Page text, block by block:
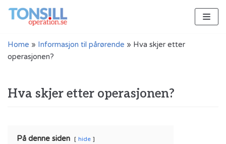
Hopp
Home » Informasjon til pårørende » Hva skjer etter
operasjonen?
Hva skjer etter operasjonen?
På denne siden hide